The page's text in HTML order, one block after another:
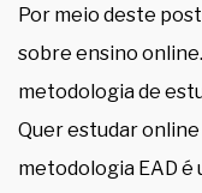
Por meio deste
sobre ensino
metodologia de
Quer estudar
metodologia EAD